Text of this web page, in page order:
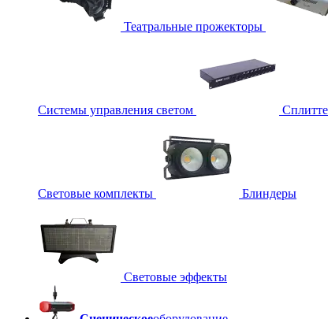
Театральные прожекторы
Системы управления светом
Световые комплекты Блиндеры
Световые эффекты